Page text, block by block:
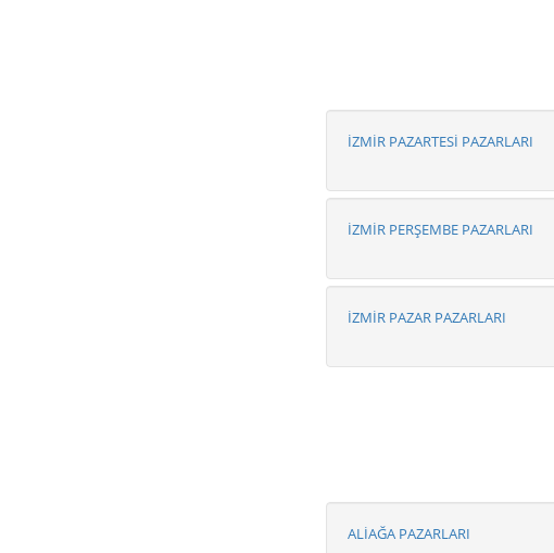
İZMİR PAZARTESİ PAZARLARI
İZMİR PERŞEMBE PAZARLARI
İZMİR PAZAR PAZARLARI
ALİAĞA PAZARLARI